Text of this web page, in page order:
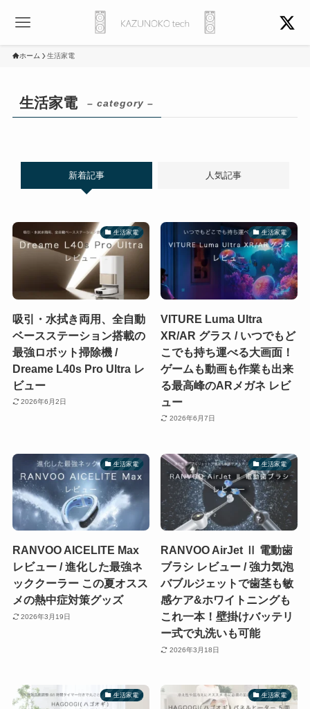
ホーム 生活家電
生活家電 – category –
新着記事 人気記事
生活家電
吸引・水拭き両用、全自動
ベースステーション搭載の
最強ロボット掃除機 /
Dreame L40s Pro Ultra レ
ビュー
2026年6月2日
生活家電
VITURE Luma Ultra
XR/AR グラス / いつでもど
こでも持ち運べる大画面！
ゲームも動画も作業も出来
る最高峰のARメガネ レビ
ュー
2026年6月7日
生活家電
RANVOO AICELITE Max
レビュー / 進化した最強ネ
ッククーラー この夏オスス
メの熱中症対策グッズ
2026年3月19日
生活家電
RANVOO AirJet Ⅱ 電動歯
ブラシ レビュー / 強力気泡
バブルジェットで歯茎も敏
感ケア&ホワイトニングも
これ一本！壁掛けバッテリ
ー式で丸洗いも可能
2026年3月18日
生活家電 生活家電